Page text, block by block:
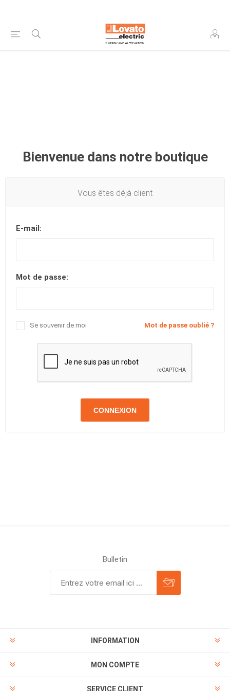
Bienvenue dans notre boutique
Vous êtes déjà client
E-mail:
Mot de passe:
Mot de passe oublié ?
Se souvenir de moi
CONNEXION
Bulletin
INFORMATION
MON COMPTE
SERVICE CLIENT